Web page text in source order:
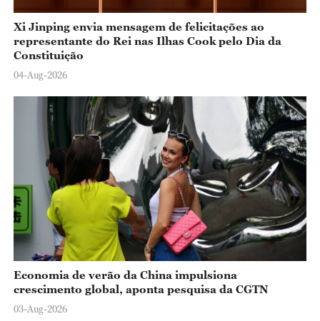
Xi Jinping envia mensagem de felicitações ao
representante do Rei nas Ilhas Cook pelo Dia da
Constituição
04-Aug-2026
Economia de verão da China impulsiona
crescimento global, aponta pesquisa da CGTN
03-Aug-2026